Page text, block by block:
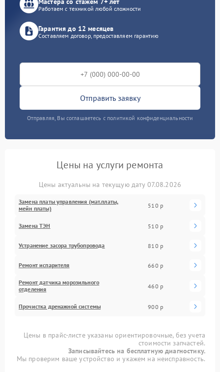
Работаем с техникой любой сложности
Гарантия до 12 месяцев
Составляем договор, предоставляем гарантию
Отправить заявку
Отправляя, Вы соглашаетесь с политикой конфиденциальности
Цены на услуги ремонта
Цены актуальны на текущую дату 07.08.2026
Замена платы управления (мат.платы,
мейн платы)
510 р
Замена ТЭН 510 р
Устранение засора трубопровода 810 р
Ремонт испарителя 660 р
Ремонт датчика морозильного
отделения
460 р
Прочистка дренажной системы 900 р
Цены в прайс-листе указаны ориентировочные, без учета
стоимости запчастей.
Записывайтесь на бесплатную диагностику.
Мы проверим ваше устройство и укажем на неисправность.